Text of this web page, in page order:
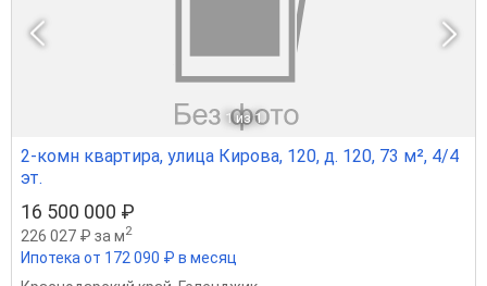
1 из 1
2-комн квартира, улица Кирова, 120, д. 120, 73 м², 4/4
эт.
16 500 000 ₽
226 027 ₽ за м2
Ипотека от 172 090 ₽ в месяц